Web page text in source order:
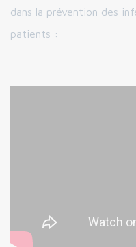
dans la prévention des
patients :